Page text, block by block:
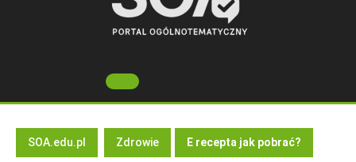
Open
Button
SOA.edu.pl Zdrowie E recepta jak pobrać?